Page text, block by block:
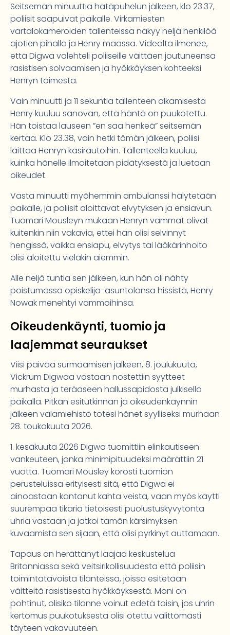
Seitsemän minuuttia hätäpuhelun jälkeen, klo 23.37,
poliisit saapuivat paikalle. Virkamiesten
vartalokameroiden tallenteissa näkyy neljä henkilöä
ajotien pihalla ja Henry maassa. Videolta ilmenee,
että Digwa valehteli poliiseille väittäen joutuneensa
rasistisen solvaamisen ja hyökkäyksen kohteeksi
Henryn toimesta.
Vain minuutti ja 11 sekuntia tallenteen alkamisesta
Henry kuuluu sanovan, että häntä on puukotettu.
Hän toistaa lauseen ”en saa henkeä” seitsemän
kertaa. Klo 23.38, vain hetki tämän jälkeen, poliisi
laittaa Henryn käsirautoihin. Tallenteella kuuluu,
kuinka hänelle ilmoitetaan pidätyksestä ja luetaan
oikeudet.
Vasta minuutti myöhemmin ambulanssi hälytetään
paikalle, ja poliisit aloittavat elvytyksen ja ensiavun.
Tuomari Mousleyn mukaan Henryn vammat olivat
kuitenkin niin vakavia, ettei hän olisi selvinnyt
hengissä, vaikka ensiapu, elvytys tai lääkärinhoito
olisi aloitettu vieläkin aiemmin.
Alle neljä tuntia sen jälkeen, kun hän oli nähty
poistumassa opiskelija-asuntolansa hissistä, Henry
Nowak menehtyi vammoihinsa.
Oikeudenkäynti, tuomio ja
laajemmat seuraukset
Viisi päivää surmaamisen jälkeen, 8. joulukuuta,
Vickrum Digwaa vastaan nostettiin syytteet
murhasta ja teräaseen hallussapidosta julkisella
paikalla. Pitkän esitutkinnan ja oikeudenkäynnin
jälkeen valamiehistö totesi hänet syylliseksi murhaan
28. toukokuuta 2026.
1. kesäkuuta 2026 Digwa tuomittiin elinkautiseen
vankeuteen, jonka minimipituudeksi määrättiin 21
vuotta. Tuomari Mousley korosti tuomion
perusteluissa erityisesti sitä, että Digwa ei
ainoastaan kantanut kahta veistä, vaan myös käytti
suurempaa tikaria tietoisesti puolustuskyvytöntä
uhria vastaan ja jatkoi tämän kärsimyksen
kuvaamista sen sijaan, että olisi pyrkinyt auttamaan.
Tapaus on herättänyt laajaa keskustelua
Britanniassa sekä veitsirikollisuudesta että poliisin
toimintatavoista tilanteissa, joissa esitetään
väitteitä rasistisesta hyökkäyksestä. Moni on
pohtinut, olisiko tilanne voinut edetä toisin, jos uhrin
kertomus puukotuksesta olisi otettu välittömästi
täyteen vakavuuteen.